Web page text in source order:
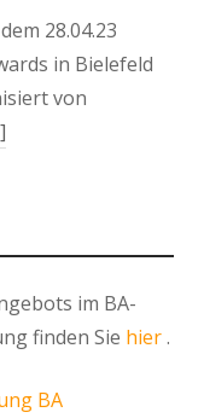
28.04.23
in Bielefeld
von
im BA-
finden Sie hier.
BA